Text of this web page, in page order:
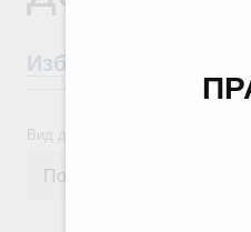
Избранные
Вид документа